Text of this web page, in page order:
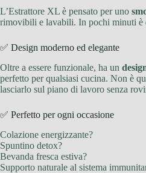
L’Estrattore XL è pensato per uno
rimovibili e lavabili. In pochi minuti è
✅ Design moderno ed elegante
Oltre a essere funzionale, ha un
perfetto per qualsiasi cucina. Non è
lasciarlo sul piano di lavoro senza
✅ Perfetto per ogni occasione
Colazione energizzante?
Spuntino detox?
Bevanda fresca estiva?
Supporto naturale al sistema